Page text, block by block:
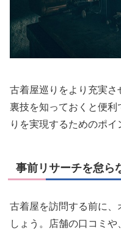
古着屋巡りをより充実さ
裏技を知っておくと便
りを実現するためのポイ
事前リサーチを怠ら
古着屋を訪問する前に、
しょう。店舗の口コミ